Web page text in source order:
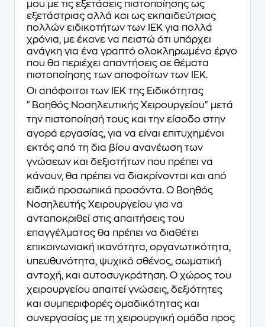
μου με τις εξετάσεις πιστοποίησης ως
εξετάστριας αλλά και ως εκπαιδεύτριας
πολλών ειδικοτήτων των ΙΕΚ για πολλά
χρόνια, με έκανε να πειστώ ότι υπάρχει
ανάγκη για ένα γραπτό ολοκληρωμένο έργο
που θα περιέχει απαντήσεις σε θέματα
πιστοποίησης των αποφοίτων των ΙΕΚ.
Οι απόφοιτοι των ΙΕΚ της Ειδικότητας
"Βοηθός Νοσηλευτικής Χειρουργείου" μετά
την πιστοποίησή τους και την είσοδο στην
αγορά εργασίας, για να είναι επιτυχημένοι
εκτός από τη δια βίου ανανέωση των
γνώσεων και δεξιοτήτων που πρέπει να
κάνουν, θα πρέπει να διακρίνονται και από
ειδικά προσωπικά προσόντα. Ο Βοηθός
Νοσηλευτής Χειρουργείου για να
ανταποκριθεί στις απαιτήσεις του
επαγγέλματος θα πρέπει να διαθέτει
επικοινωνιακή ικανότητα, οργανωτικότητα,
υπευθυνότητα, ψυχικό σθένος, σωματική
αντοχή, και αυτοσυγκράτηση. Ο χώρος του
χειρουργείου απαιτεί γνώσεις, δεξιότητες
και συμπεριφορές ομαδικότητας και
συνεργασίας με τη χειρουργική ομάδα προς